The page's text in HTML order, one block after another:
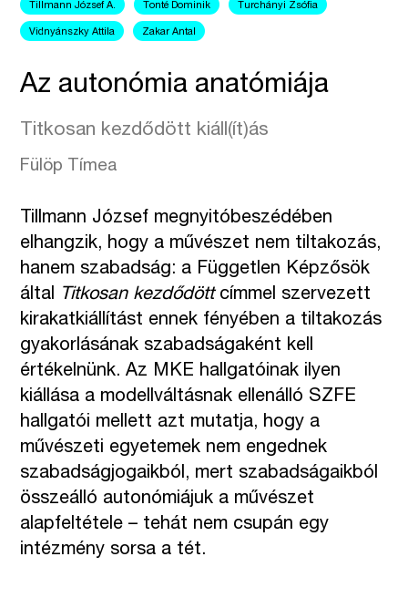
Tillmann József A. Tonté Dominik Turchányi Zsófia
Vidnyánszky Attila Zakar Antal
Az autonómia anatómiája
Titkosan kezdődött kiáll(ít)ás
Fülöp Tímea
Tillmann József megnyitóbeszédében
elhangzik, hogy a művészet nem tiltakozás,
hanem szabadság: a Független Képzősök
által Titkosan kezdődöttcímmel szervezett
kirakatkiállítást ennek fényében a tiltakozás
gyakorlásának szabadságaként kell
értékelnünk. Az MKE hallgatóinak ilyen
kiállása a modellváltásnak ellenálló SZFE
hallgatói mellett azt mutatja, hogy a
művészeti egyetemek nem engednek
szabadságjogaikból, mert szabadságaikból
összeálló autonómiájuk a művészet
alapfeltétele – tehát nem csupán egy
intézmény sorsa a tét.